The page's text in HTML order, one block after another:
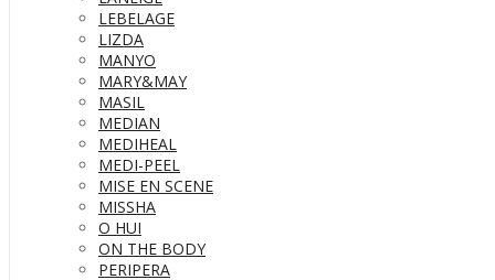
LEBELAGE
LIZDA
MANYO
MARY&MAY
MASIL
MEDIAN
MEDIHEAL
MEDI-PEEL
MISE EN SCENE
MISSHA
O HUI
ON THE BODY
PERIPERA